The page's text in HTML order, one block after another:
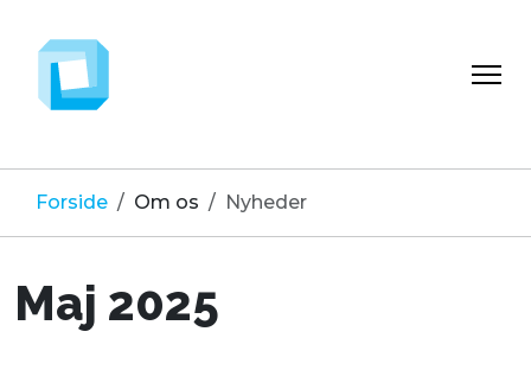
Forside Om os Nyheder
Maj 2025